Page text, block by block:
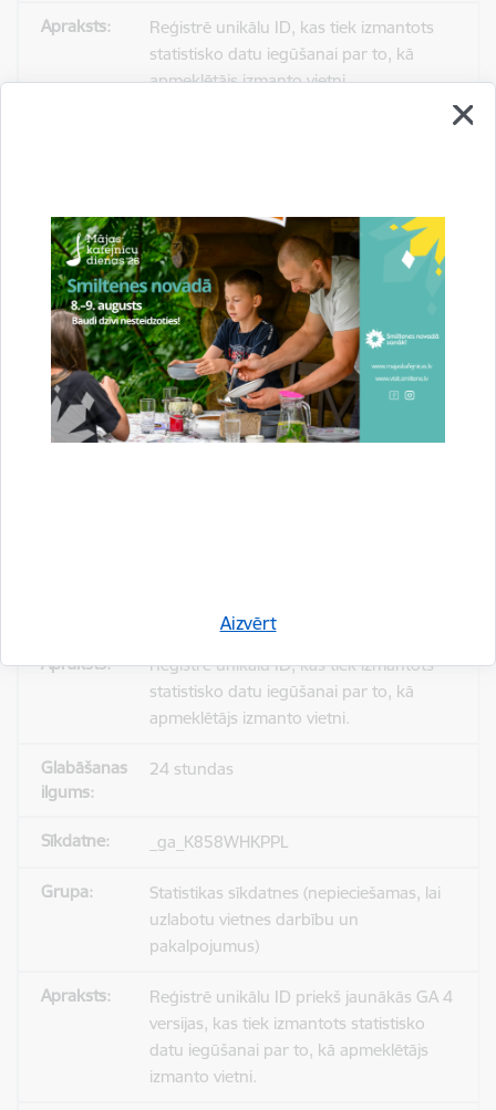
Aizvērt
Reģistrē unikālu ID, kas tiek izmantots
statistisko datu iegūšanai par to, kā
apmeklētājs izmanto vietni.
Statistikas sīkdatnes (nepieciešamas, lai
uzlabotu vietnes darbību un
pakalpojumus)
Izmanto Google Analytics, lai samazinātu
pieprasījuma līmeni.
1 minūte
pakalpojumus)
Reģistrē unikālu ID, kas tiek izmantots
statistisko datu iegūšanai par to, kā
apmeklētājs izmanto vietni.
24 stundas
_ga_K858WHKPPL
Statistikas sīkdatnes (nepieciešamas, lai
uzlabotu vietnes darbību un
pakalpojumus)
Reģistrē unikālu ID priekš jaunākās GA 4
versijas, kas tiek izmantots statistisko
datu iegūšanai par to, kā apmeklētājs
izmanto vietni.